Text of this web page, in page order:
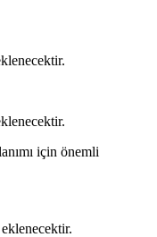
için önemli
eklenecektir.